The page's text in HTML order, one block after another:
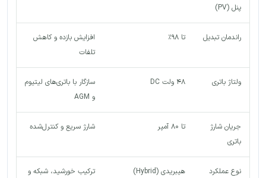
پنل (PV)
راندمان تبدیل تا ۹۸٪
افزایش بازده و کاهش
تلفات
ولتاژ باتری ۴۸ ولت DC
سازگار با باتری‌های لیتیوم
و AGM
جریان شارژ
باتری
تا ۸۰ آمپر شارژ سریع و کنترل‌شده
نوع عملکرد هیبریدی (Hybrid)
ترکیب خورشید، شبکه و